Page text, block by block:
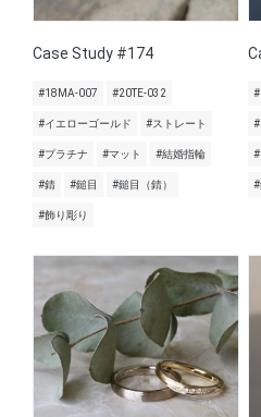
Case Study #174
#18MA-007 #20TE-032
#イエローゴールド #ストレート
#プラチナ #マット #結婚指輪
#錆 #鎚目 #鎚目（錆）
#飾り彫り
#
#